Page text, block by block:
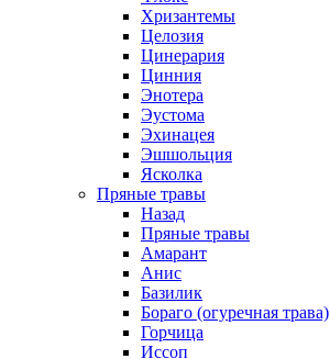
Хризантемы
Целозия
Цинерария
Цинния
Энотера
Эустома
Эхинацея
Эшшольция
Ясколка
Пряные травы
Назад
Пряные травы
Амарант
Анис
Базилик
Бораго (огуречная трава)
Горчица
Иссоп